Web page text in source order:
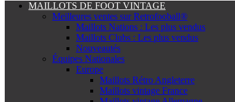
MAILLOTS DE FOOT VINTAGE
Meilleures ventes sur Retrofooball®
Maillots Nations : Les plus vendus
Maillots Clubs : Les plus vendus
Nouveautés
Équipes Nationales
Europe
Maillots Rétro Angleterre
Maillots vintage France